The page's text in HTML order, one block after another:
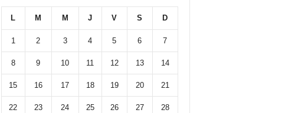
L M M J V S D
1 2 3 4 5 6 7
8 9 10 11 12 13 14
15 16 17 18 19 20 21
22 23 24 25 26 27 28